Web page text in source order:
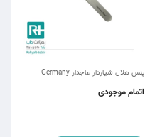
پنس هلال شیاردار عاجدار Germany
اتمام موجودی